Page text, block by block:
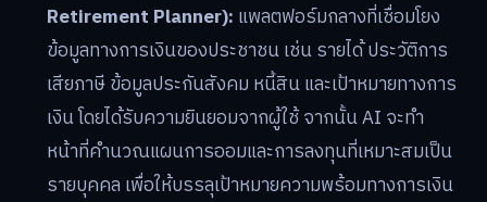
Retirement Planner): แพลตฟอร์มกลางที่เชื่อมโยง
ข้อมูลทางการเงินของประชาชน เช่น รายได้ ประวัติการ
เสียภาษี ข้อมูลประกันสังคม หนี้สิน และเป้าหมายทางการ
เงิน โดยได้รับความยินยอมจากผู้ใช้ จากนั้น AI จะทำ
หน้าที่คำนวณแผนการออมและการลงทุนที่เหมาะสมเป็น
รายบุคคล เพื่อให้บรรลุเป้าหมายความพร้อมทางการเงิน